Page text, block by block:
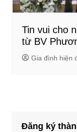
Tin vui cho
từ BV
Gia đình hiện
Đăng ký